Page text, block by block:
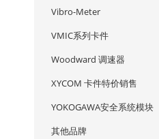
Vibro-Meter
VMIC系列卡件
Woodward 调速器
XYCOM 卡件特价销售
YOKOGAWA安全系统模块
其他品牌